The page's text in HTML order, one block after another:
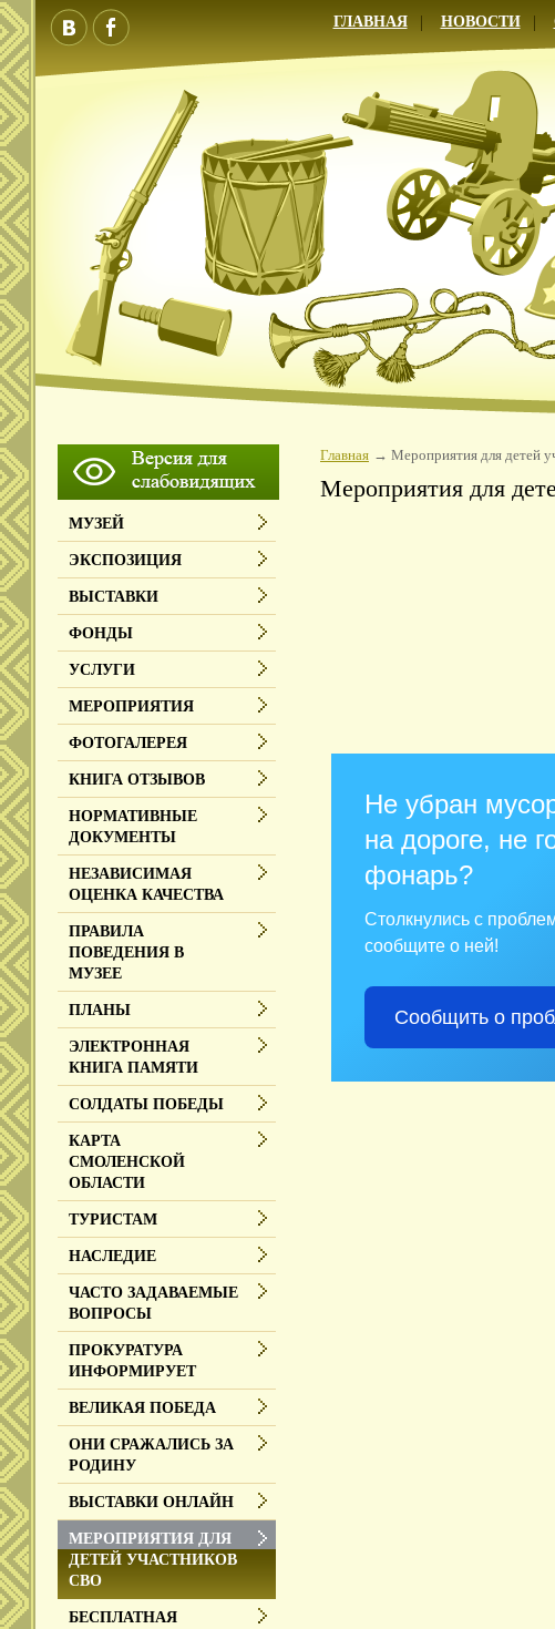
ГЛАВНАЯ НОВОСТИ
Главная Мероприятия для детей
Мероприятия для
Не убран
на дороге, не
фонарь?
Столкнулись с
сообщите о ней!
Сообщить о
МУЗЕЙ
ЭКСПОЗИЦИЯ
ВЫСТАВКИ
ФОНДЫ
УСЛУГИ
МЕРОПРИЯТИЯ
ФОТОГАЛЕРЕЯ
КНИГА ОТЗЫВОВ
НОРМАТИВНЫЕ
ДОКУМЕНТЫ
НЕЗАВИСИМАЯ
ОЦЕНКА КАЧЕСТВА
ПРАВИЛА
ПОВЕДЕНИЯ В
МУЗЕЕ
ПЛАНЫ
ЭЛЕКТРОННАЯ
КНИГА ПАМЯТИ
СОЛДАТЫ ПОБЕДЫ
КАРТА
СМОЛЕНСКОЙ
ОБЛАСТИ
ТУРИСТАМ
НАСЛЕДИЕ
ЧАСТО ЗАДАВАЕМЫЕ
ВОПРОСЫ
ПРОКУРАТУРА
ИНФОРМИРУЕТ
ВЕЛИКАЯ ПОБЕДА
ОНИ СРАЖАЛИСЬ ЗА
РОДИНУ
ВЫСТАВКИ ОНЛАЙН
МЕРОПРИЯТИЯ ДЛЯ
ДЕТЕЙ УЧАСТНИКОВ
СВО
БЕСПЛАТНАЯ